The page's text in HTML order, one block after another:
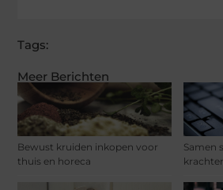
Meer Berichten
Bewust kruiden inkopen voor
thuis en horeca
Samen
Tags: